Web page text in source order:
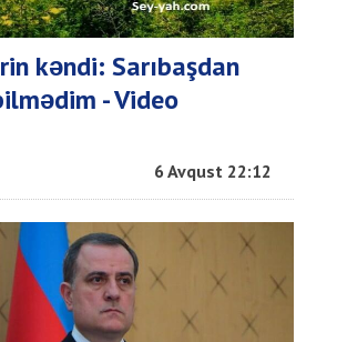
kəndi: Sarıbaşdan
- Video
6 Avqust 22:12